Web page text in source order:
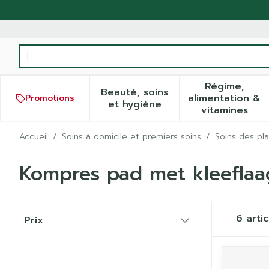
Rechercher
Promotions
Beauté, soins
et hygièneAfficher le sous-menu
Régime,
alimentation &
vitamines
Afficher
Accueil / Soins à domicile et premiers soins / Soins des
Kompres pad met
Prix
6